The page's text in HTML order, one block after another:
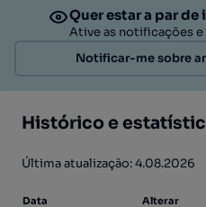
Quer estar a par
Ative as notificações
Notificar-me sobre
Histórico e
Última atualização: 4.08.2026
Data Alterar